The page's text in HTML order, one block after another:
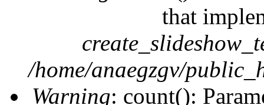
that
/home/anaegzgv/
Warning: count():